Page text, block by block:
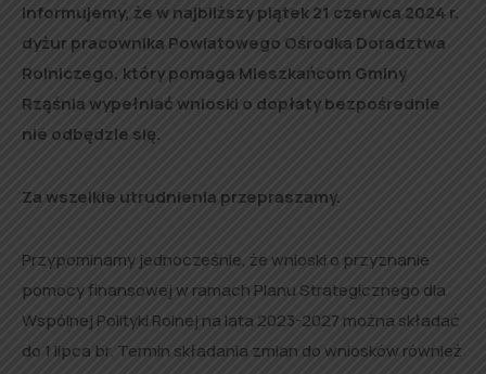
Informujemy, że w najbliższy piątek 21 czerwca 2024 r.
dyżur pracownika Powiatowego Ośrodka Doradztwa
Rolniczego, który pomaga Mieszkańcom Gminy
Rząśnia wypełniać wnioski o dopłaty bezpośrednie
nie odbędzie się.
Za wszelkie utrudnienia przepraszamy.
Przypominamy jednocześnie, że wnioski o przyznanie
pomocy finansowej w ramach Planu Strategicznego dla
Wspólnej Polityki Rolnej na lata 2023-2027 można składać
do 1 lipca br. Termin składania zmian do wniosków również